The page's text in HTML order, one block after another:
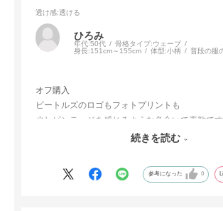
透け感:透ける
ひろみ
年代:50代 骨格タイプ:ウェーブ
身長:151cm～155cm 体型:小柄 普段の服
オフ購入
ビートルズのロゴもフォトプリントも
少しビンテージを感じるような色合いで素敵です
生地も思っていたより柔らかくストレッチ性もあ
続きを読む
参考になった 0